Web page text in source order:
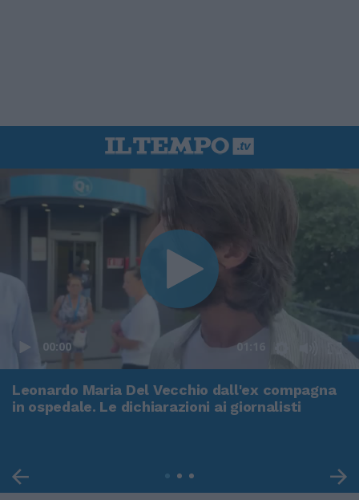
00:00 01:16
Leonardo Maria Del Vecchio dall'ex compagna
in ospedale. Le dichiarazioni ai giornalisti